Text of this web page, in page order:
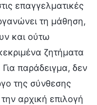
επαγγελματικές
τη μάθηση,
και ούτω
ζητήματα
Για παράδειγμα, δεν
της σύνθεσης
αρχική επιλογή